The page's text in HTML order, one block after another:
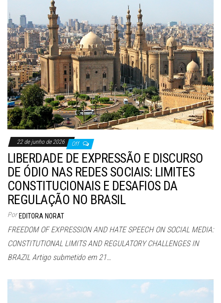
22 de junho de 2026 Off
LIBERDADE DE EXPRESSÃO E DISCURSO
DE ÓDIO NAS REDES SOCIAIS: LIMITES
CONSTITUCIONAIS E DESAFIOS DA
REGULAÇÃO NO BRASIL
Por EDITORA NORAT
FREEDOM OF EXPRESSION AND HATE SPEECH ON SOCIAL MEDIA:
CONSTITUTIONAL LIMITS AND REGULATORY CHALLENGES IN
BRAZIL Artigo submetido em 21…